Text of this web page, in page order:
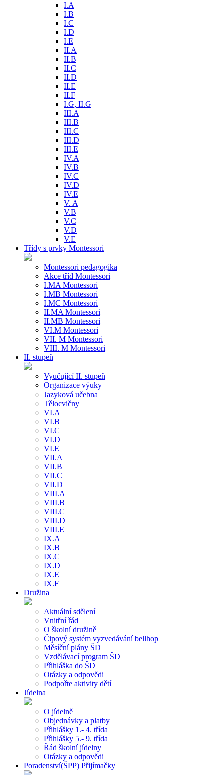
I.A
I.B
I.C
I.D
I.E
II.A
II.B
II.C
II.D
II.E
II.F
I.G, II.G
III.A
III.B
III.C
III.D
III.E
IV.A
IV.B
IV.C
IV.D
IV.E
V. A
V.B
V.C
V.D
V.E
Třídy s prvky Montessori
Montessori pedagogika
Akce tříd Montessori
I.MA Montessori
I.MB Montessori
I.MC Montessori
II.MA Montessori
II.MB Montessori
VI.M Montessori
VII. M Montessori
VIII. M Montessori
II. stupeň
Vyučující II. stupeň
Organizace výuky
Jazyková učebna
Tělocvičny
VI.A
VI.B
VI.C
VI.D
VI.E
VII.A
VII.B
VII.C
VII.D
VIII.A
VIII.B
VIII.C
VIII.D
VIII.E
IX.A
IX.B
IX.C
IX.D
IX.E
IX.F
Družina
Aktuální sdělení
Vnitřní řád
O školní družině
Čipový systém vyzvedávání bellhop
Měsíční plány ŠD
Vzdělávací program ŠD
Přihláška do ŠD
Otázky a odpovědi
Podpořte aktivity dětí
Jídelna
O jídelně
Objednávky a platby
Přihlášky 1.- 4. třída
Přihlášky 5.- 9. třída
Řád školní jídelny
Otázky a odpovědi
Poradenství(ŠPP) Přijímačky